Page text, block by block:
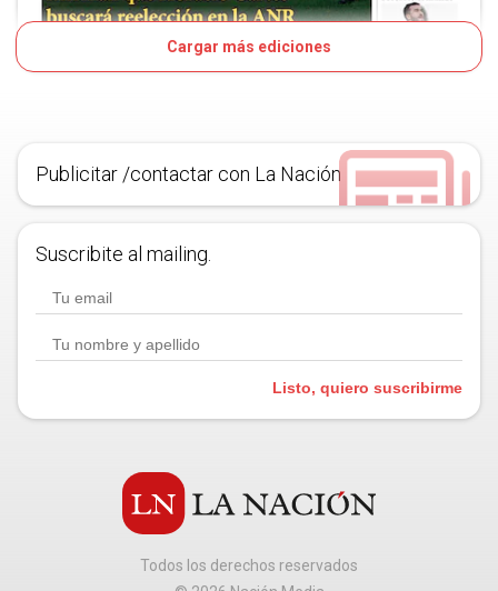
Cargar más ediciones
Publicitar /contactar con La Nación
Suscribite al mailing.
Listo, quiero suscribirme
Todos los derechos reservados